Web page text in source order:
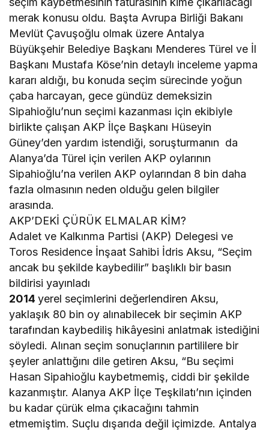
merak konusu oldu. Başta Avrupa Birliği Bakanı
Mevlüt Çavuşoğlu olmak üzere Antalya
Büyükşehir Belediye Başkanı Menderes Türel ve İl
Başkanı Mustafa Köse’nin detaylı inceleme yapma
kararı aldığı, bu konuda seçim sürecinde yoğun
çaba harcayan, gece gündüz demeksizin
Sipahioğlu’nun seçimi kazanması için ekibiyle
birlikte çalışan AKP İlçe Başkanı Hüseyin
Güney’den yardım istendiği, soruşturmanın da
Alanya’da Türel için verilen AKP oylarının
Sipahioğlu’na verilen AKP oylarından 8 bin daha
fazla olmasının neden olduğu gelen bilgiler
arasında.
AKP’DEKİ ÇÜRÜK ELMALAR KİM?
Adalet ve Kalkınma Partisi (AKP) Delegesi ve
Toros Residence İnşaat Sahibi İdris Aksu, “Seçim
ancak bu şekilde kaybedilir” başlıklı bir basın
bildirisi yayınladı
2014 yerel seçimlerini değerlendiren Aksu,
yaklaşık 80 bin oy alınabilecek bir seçimin AKP
tarafından kaybediliş hikâyesini anlatmak istediğini
söyledi. Alınan seçim sonuçlarının partililere bir
şeyler anlattığını dile getiren Aksu, “Bu seçimi
Hasan Sipahioğlu kaybetmemiş, ciddi bir şekilde
kazanmıştır. Alanya AKP İlçe Teşkilatı’nın içinden
bu kadar çürük elma çıkacağını tahmin
etmemiştim. Suçlu dışarıda değil içimizde. Antalya